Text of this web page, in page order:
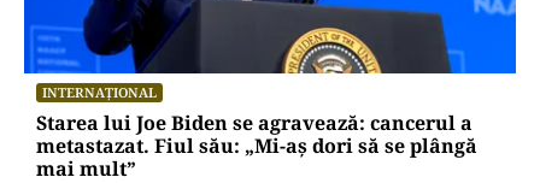
INTERNAȚIONAL
Starea lui Joe Biden se agravează: cancerul a
metastazat. Fiul său: „Mi-aș dori să se plângă
mai mult”